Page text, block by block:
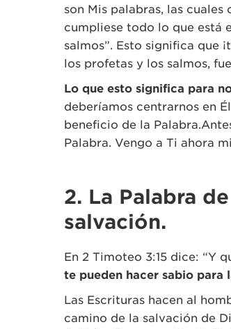
son Mis palabras, las
cumpliese todo lo que está
salmos”. Esto significa que
los profetas y los salmos,
Lo que esto significa para
deberíamos centrarnos en
beneficio de la
Palabra. Vengo a Ti ahora
2. La Palabra
salvación.
En 2 Timoteo 3:15 dice: “Y
te pueden hacer sabio para
Las Escrituras hacen al
camino de la salvación de